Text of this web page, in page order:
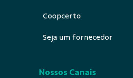
Coopcerto
Seja um fornecedor
Nossos Canais